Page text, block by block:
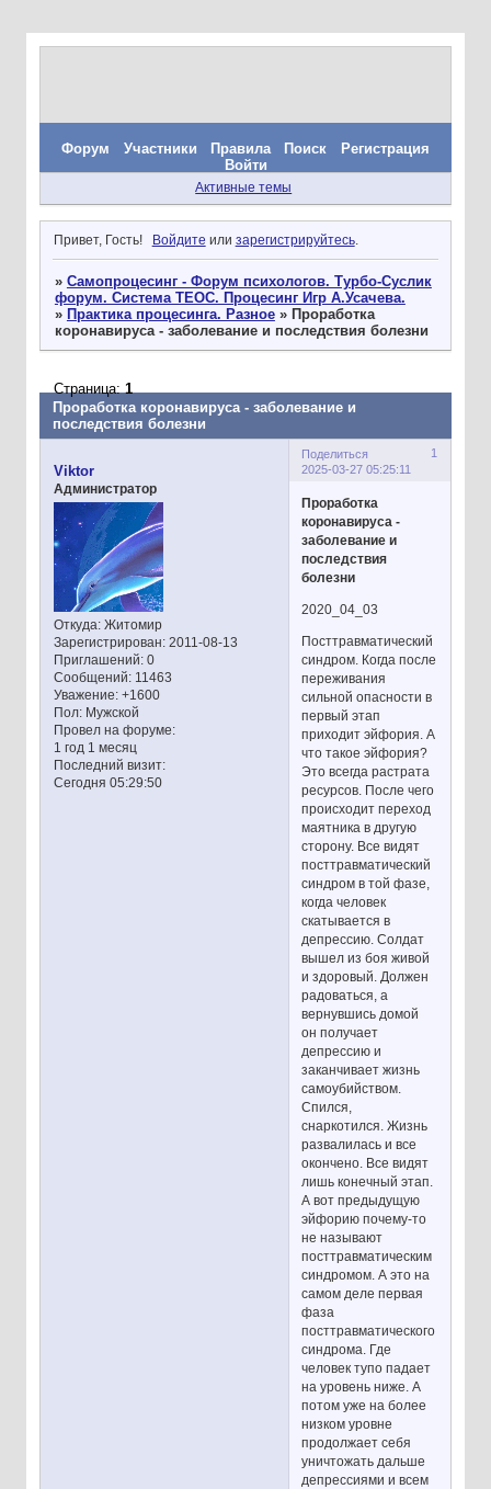
Форум Участники Правила Поиск
Регистрация
Войти
Активные темы
Привет, Гость! Войдите или зарегистрируйтесь.
» Самопроцесинг - Форум психологов. Турбо-Суслик
форум. Система ТЕОС. Процесинг Игр А.Усачева.
» Практика процесинга. Разное » Проработка
коронавируса - заболевание и последствия болезни
Проработка коронавируса - заболевание и
последствия болезни
Страница:1
Поделиться
1
2025-03-27 05:25:11
Viktor
Администратор
Откуда:Житомир
Зарегистрирован: 2011-08-13
Приглашений:0
Сообщений:11463
Уважение: +1600
Пол:Мужской
Провел на форуме:
1 год 1 месяц
Последний визит:
Сегодня 05:29:50
Проработка
коронавируса -
заболевание и
последствия
болезни
2020_04_03
Посттравматический
синдром. Когда после
переживания
сильной опасности в
первый этап
приходит эйфория. А
что такое эйфория?
Это всегда растрата
ресурсов. После чего
происходит переход
маятника в другую
сторону. Все видят
посттравматический
синдром в той фазе,
когда человек
скатывается в
депрессию. Солдат
вышел из боя живой
и здоровый. Должен
радоваться, а
вернувшись домой
он получает
депрессию и
заканчивает жизнь
самоубийством.
Спился,
снаркотился. Жизнь
развалилась и все
окончено. Все видят
лишь конечный этап.
А вот предыдущую
эйфорию почему-то
не называют
посттравматическим
синдромом. А это на
самом деле первая
фаза
посттравматического
синдрома. Где
человек тупо падает
на уровень ниже. А
потом уже на более
низком уровне
продолжает себя
уничтожать дальше
депрессиями и всем